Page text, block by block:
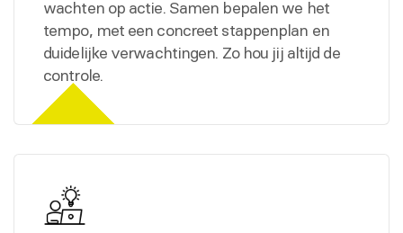
wachten op actie. Samen bepalen we het
tempo, met een concreet stappenplan en
duidelijke verwachtingen. Zo hou jij altijd de
controle.